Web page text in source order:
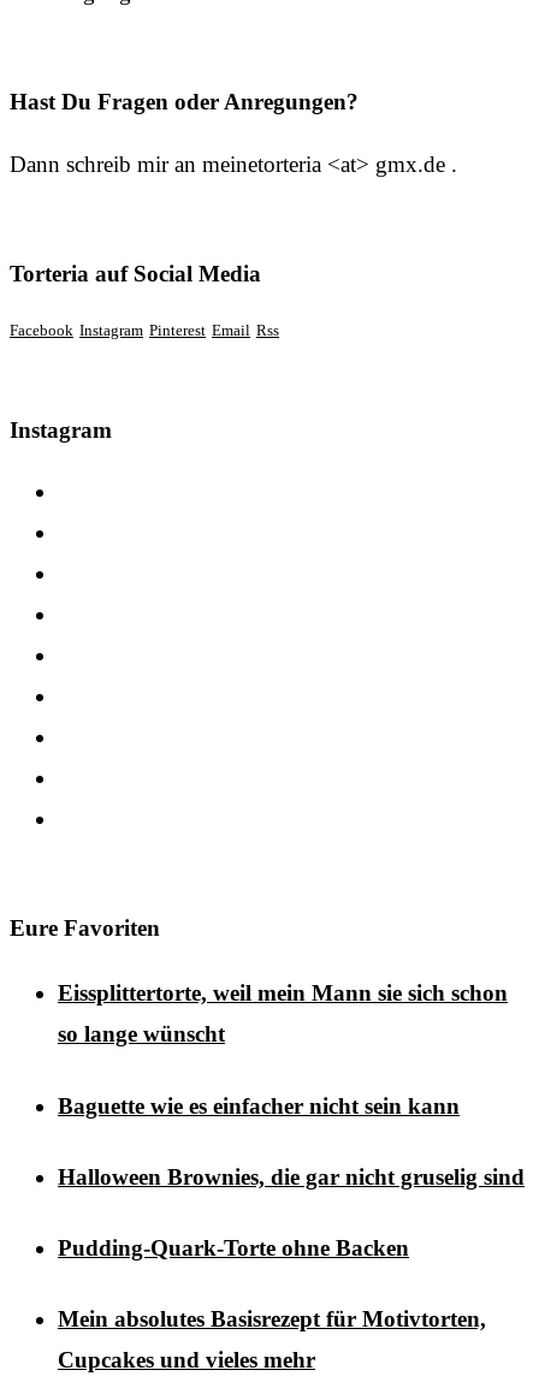
Hast Du Fragen oder Anregungen?
Dann schreib mir an meinetorteria <at> gmx.de .
Torteria auf Social Media
Facebook Instagram Pinterest Email Rss
Instagram
Eure Favoriten
Eissplittertorte, weil mein Mann sie sich schon
so lange wünscht
Baguette wie es einfacher nicht sein kann
Halloween Brownies, die gar nicht gruselig sind
Pudding-Quark-Torte ohne Backen
Mein absolutes Basisrezept für Motivtorten,
Cupcakes und vieles mehr